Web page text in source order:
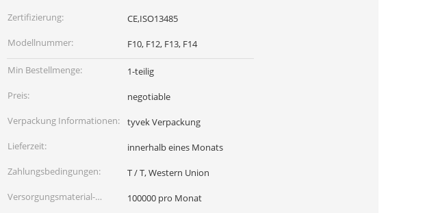
Zertifizierung:
CE,ISO13485
Modellnummer:
F10, F12, F13, F14
Min Bestellmenge:
1-teilig
Preis:
negotiable
Verpackung Informationen:
tyvek Verpackung
Lieferzeit:
innerhalb eines Monats
Zahlungsbedingungen:
T / T, Western Union
Versorgungsmaterial-
100000 pro Monat